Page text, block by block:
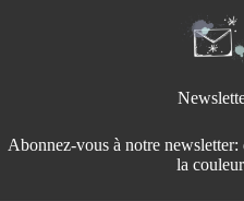
Abonnez-vous à notre newsletter:
la